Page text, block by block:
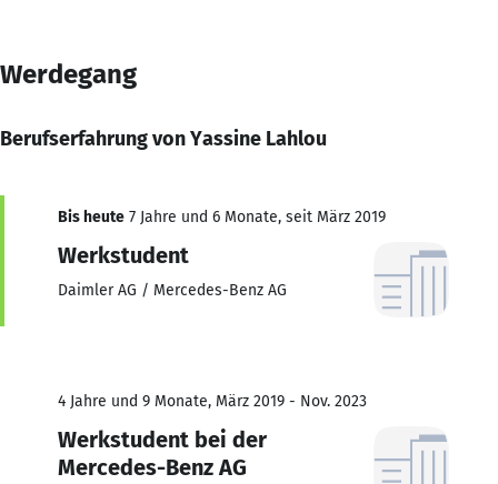
Werdegang
Berufserfahrung von Yassine Lahlou
Bis heute 7 Jahre und 6 Monate, seit März 2019
Werkstudent
Daimler AG / Mercedes-Benz AG
4 Jahre und 9 Monate, März 2019 - Nov. 2023
Werkstudent bei der
Mercedes-Benz AG